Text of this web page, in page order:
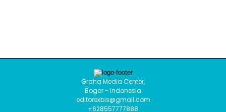
Graha Media Center,
Bogor - Indonesia
editorekbis@gmail.com
+628557777888